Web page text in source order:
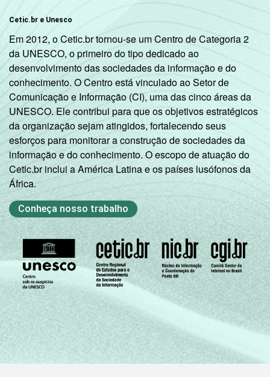
e estimuladas referentes a outubro de 2007.
3Não sabe / Não respondeu.
4A categoria "Outros" reúne os segmentos H
- Alojamento e Alimentação e O - Outros
Serviços Coletivos Sociais e Pessoais (sem
os grupos 90 - Limpeza Urbana e Esgoto e
Atividades Relacionadas e 91 - Atividades
Associativas).
Veja a tabela deerros estatísticos
aproximadospara cada variável este
indicador.
Fonte: NIC.br - out/nov 2007
Cetic.br e Unesco
Em 2012, o Cetic.br tornou-se um Centro de Categoria 2
da UNESCO, o primeiro do tipo dedicado ao
desenvolvimento das sociedades da informação e do
conhecimento. O Centro está vinculado ao Setor de
Comunicação e Informação (CI), uma das cinco áreas da
UNESCO. Ele contribui para que os objetivos estratégicos
da organização sejam atingidos, fortalecendo seus
esforços para monitorar a construção de sociedades da
informação e do conhecimento. O escopo de atuação do
Cetic.br inclui a América Latina e os países lusófonos da
África.
Conheça nosso trabalho